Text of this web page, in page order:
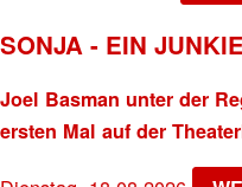
SONJA - EIN
Joel Basman unter der
ersten Mal auf der